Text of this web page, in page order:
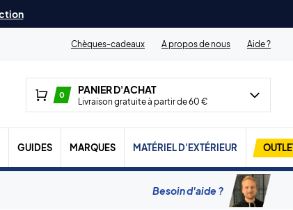
Chèques-cadeaux
A propos de nous Aide ?
0 PANIER D'ACHAT
Livraison gratuite à partir de 60 €
GUIDES MARQUES MATÉRIEL D'EXTÉRIEUR
Besoin d'aide ?